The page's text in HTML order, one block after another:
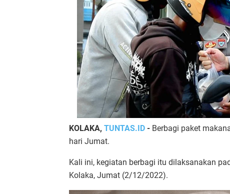
KOLAKA, TUNTAS.ID - Berbagi paket
hari Jumat.
Kali ini, kegiatan berbagi itu dilaksanakan
Kolaka, Jumat (2/12/2022).